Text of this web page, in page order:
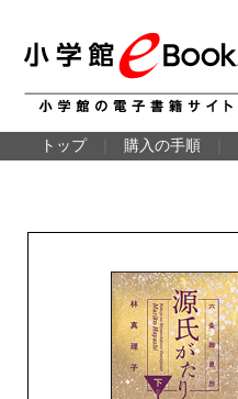
トップ 購入の手順